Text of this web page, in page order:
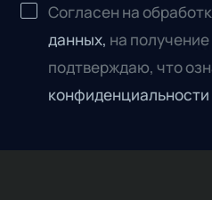
Согласен на
данных, на получение
подтверждаю, что